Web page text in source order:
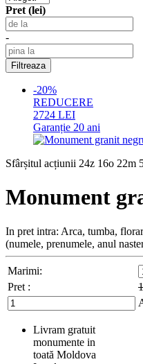
Pret (lei)
-
-20%
REDUCERE
2724 LEI
Garanție 20 ani
Sfârșitul acțiunii 24z 16o 22m
Monument
In pret intra: Arca, tumba,
(numele, prenumele, anul
Marimi:
Pret :
Livram gratuit
monumente in
toată Moldova